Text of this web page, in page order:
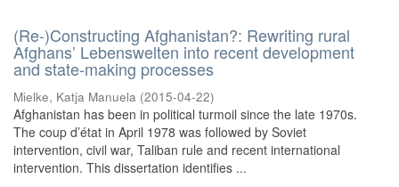
(Re-)Constructing Afghanistan?: Rewriting rural
Afghans’ Lebenswelten into recent development
and state-making processes
Mielke, Katja Manuela (2015-04-22)
Afghanistan has been in political turmoil since the late 1970s.
The coup d’état in April 1978 was followed by Soviet
intervention, civil war, Taliban rule and recent international
intervention. This dissertation identifies ...